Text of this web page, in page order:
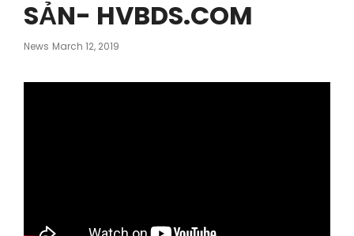
SẢN- HVBDS.COM
News Posted
March 12, 2019